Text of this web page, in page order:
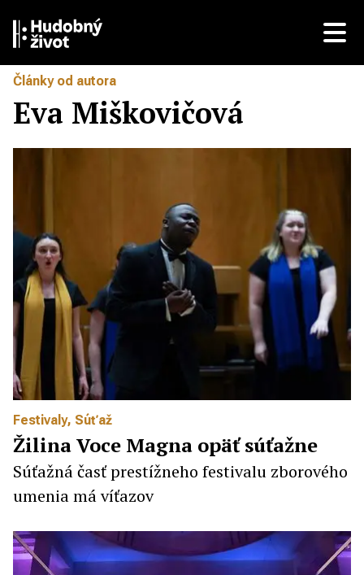
Články od autora
Eva Miškovičová
Festivaly, Súťaž
Žilina Voce Magna opäť súťažne
Súťažná časť prestížneho festivalu zborového
umenia má víťazov